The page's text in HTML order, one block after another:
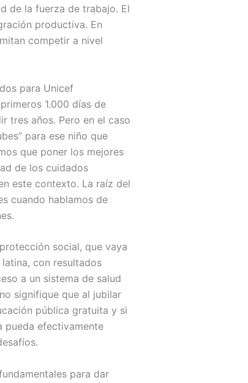
de la fuerza de trabajo. El
productiva. En
competir a nivel
para Unicef
1.000 días de
tres años. Pero en el caso
para ese niño que
que poner los mejores
de los cuidados
este contexto. La raíz del
cuando hablamos de
social, que vaya
con resultados
a un sistema de salud
signifique que al jubilar
pública gratuita y si
pueda efectivamente
para dar